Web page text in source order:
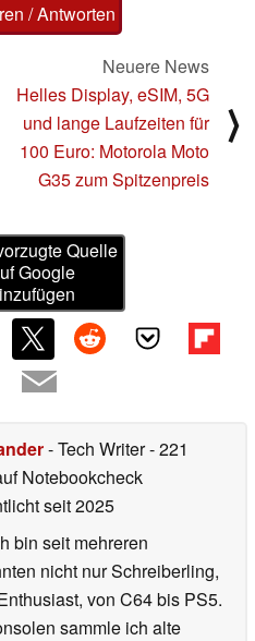
/ Antworten
Neuere News
Helles Display, eSIM, 5G
und lange Laufzeiten für
100 Euro: Motorola Moto
G35 zum Spitzenpreis
⟩
Quelle
Google
- Tech Writer- 221
Notebookcheck
seit 2025
bin seit mehreren
nicht nur Schreiberling,
von C64 bis PS5.
sammle ich alte